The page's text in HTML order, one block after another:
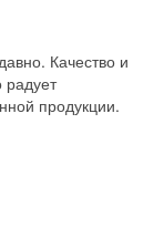
Качество и
радует
продукции.